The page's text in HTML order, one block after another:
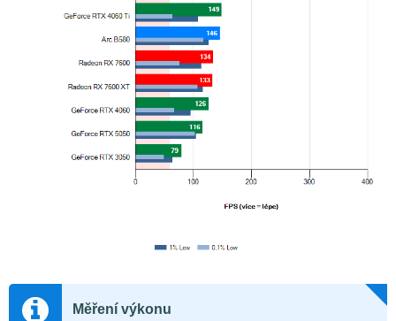
Měření výkonu